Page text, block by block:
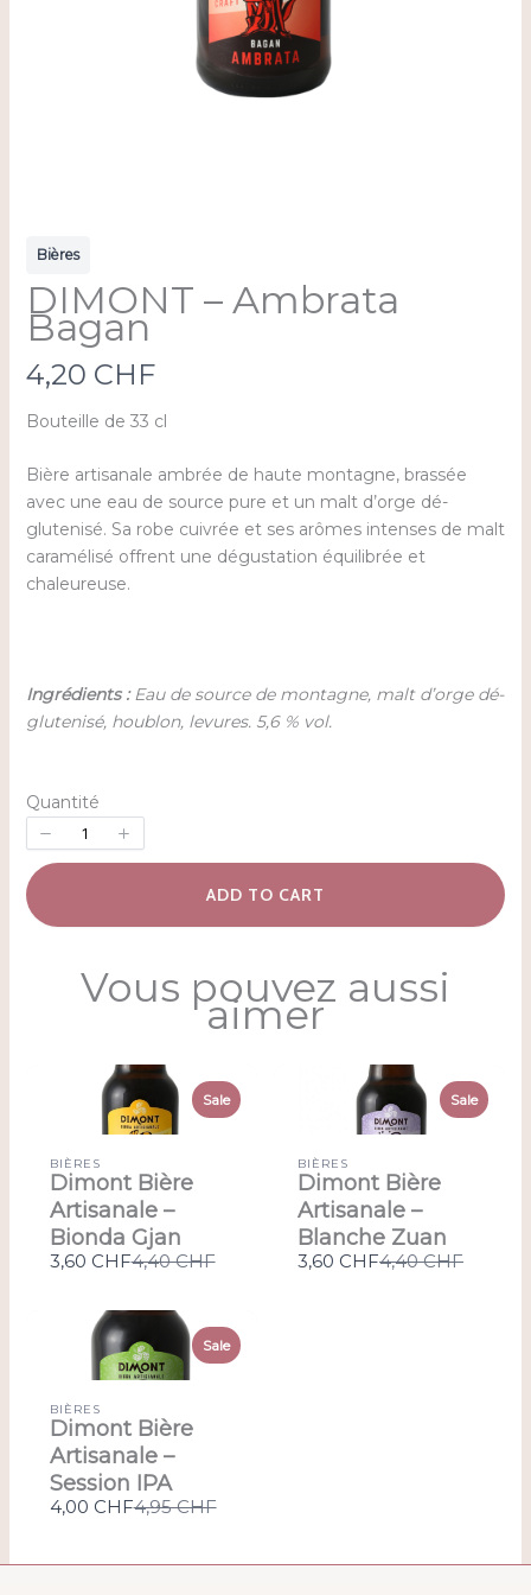
Bières
DIMONT – Ambrata
Bagan
N
o
4,20 CHF
Bouteille de 33 cl
Bière artisanale ambrée de haute montagne, brassée
avec une eau de source pure et un malt d’orge dé-
glutenisé. Sa robe cuivrée et ses arômes intenses de malt
caramélisé offrent une dégustation équilibrée et
chaleureuse.
Ingrédients : Eau de source de montagne, malt d’orge dé-
glutenisé, houblon, levures. 5,6 % vol.
Quantité
ADD TO CART
Vous pouvez aussi
aimer
Sale
BIÈRES
Dimont Bière
Artisanale –
Bionda Gjan
3,60 CHFCompare
to
4,40 CHF
Sale
BIÈRES
Dimont Bière
Artisanale –
Blanche Zuan
3,60 CHFCompare
to
4,40 CHF
Sale
BIÈRES
Dimont Bière
Artisanale –
Session IPA
4,00 CHFCompare
to
4,95 CHF